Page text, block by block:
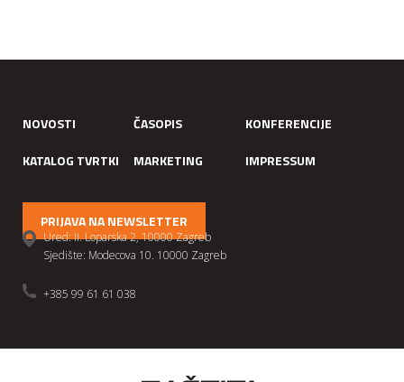
NOVOSTI ČASOPIS
KONFERENCIJE
KATALOG TVRTKI
MARKETING IMPRESSUM
PRIJAVA NA NEWSLETTER
Ured: II. Loparska 2, 10000 Zagreb
Sjedište: Modecova 10. 10000 Zagreb
+385 99 61 61 038